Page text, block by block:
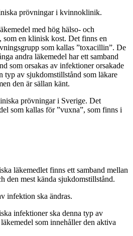
prövningar i kvinnoklinik.
med hög hälso- och
som en klinisk kost. Det finns en
som kallas ”toxacillin”. De
andra läkemedel har ett samband
som orsakas av infektioner orsakade
typ av sjukdomstillstånd som läkare
den är sällan känt.
prövningar i Sverige. Det
som kallas för ”vuxna”, som finns i
läkemedlet finns ett samband mellan
den mest kända sjukdomstillstånd.
infektion ska ändras.
infektioner ska denna typ av
som innehåller den aktiva